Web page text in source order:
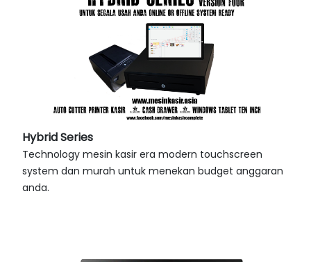
Hybrid Series
Technology mesin kasir era modern touchscreen
system dan murah untuk menekan budget anggaran
anda.